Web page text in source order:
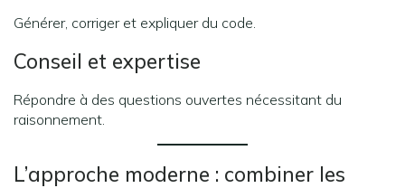
Générer, corriger et expliquer du code.
Conseil et expertise
Répondre à des questions ouvertes nécessitant du
raisonnement.
L’approche moderne : combiner les